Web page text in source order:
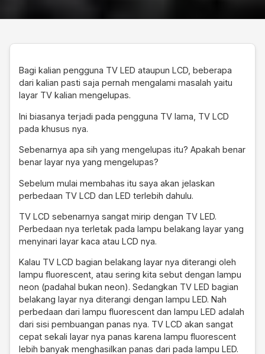
Bagi kalian pengguna TV LED ataupun LCD, beberapa
dari kalian pasti saja pernah mengalami masalah yaitu
layar TV kalian mengelupas.
Ini biasanya terjadi pada pengguna TV lama, TV LCD
pada khusus nya.
Sebenarnya apa sih yang mengelupas itu? Apakah benar
benar layar nya yang mengelupas?
Sebelum mulai membahas itu saya akan jelaskan
perbedaan TV LCD dan LED terlebih dahulu.
TV LCD sebenarnya sangat mirip dengan TV LED.
Perbedaan nya terletak pada lampu belakang layar yang
menyinari layar kaca atau LCD nya.
Kalau TV LCD bagian belakang layar nya diterangi oleh
lampu fluorescent, atau sering kita sebut dengan lampu
neon (padahal bukan neon). Sedangkan TV LED bagian
belakang layar nya diterangi dengan lampu LED. Nah
perbedaan dari lampu fluorescent dan lampu LED adalah
dari sisi pembuangan panas nya. TV LCD akan sangat
cepat sekali layar nya panas karena lampu fluorescent
lebih banyak menghasilkan panas dari pada lampu LED.